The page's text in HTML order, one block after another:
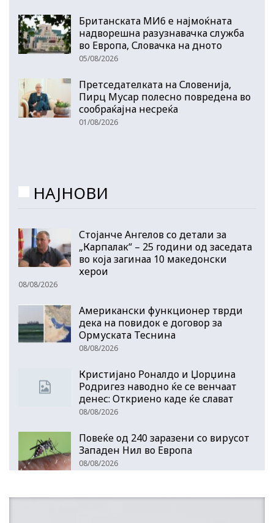
Британската МИ6 е најмоќната
надворешна разузнавачка служба
во Европа, Словачка на дното
05/08/2026
Претседателката на Словенија,
Пирц Мусар полесно повредена во
сообраќајна несреќа
01/08/2026
НАЈНОВИ
Стојанче Ангелов со детали за
„Карпалак“ – 25 години од заседата
во која загинаа 10 македонски
херои
08/08/2026
Американски функционер тврди
дека на повидок е договор за
Ормуската Теснина
08/08/2026
Кристијано Роналдо и Џорџина
Родригез наводно ќе се венчаат
денес: Откриено каде ќе слават
08/08/2026
Повеќе од 240 заразени со вирусот
Западен Нил во Европа
08/08/2026